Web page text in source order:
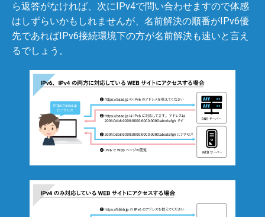
ら返答がなければ、次にIPv4で問い合わせますので体感
はしずらいかもしれませんが、名前解決の順番がIPv6優
先であればIPv6接続環境下の方が名前解決も速いと言え
るでしょう。